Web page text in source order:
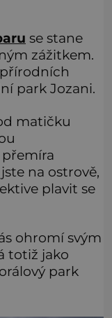
se stane
zážitkem.
park Jozani.
matičku
na ostrově,
plavit se
ohromí svým
totiž jako
park